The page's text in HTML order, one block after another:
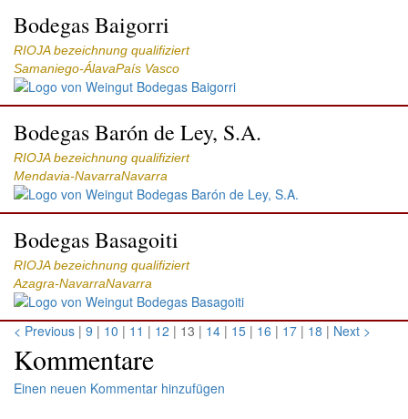
Bodegas Baigorri
RIOJA bezeichnung qualifiziert
Samaniego-ÁlavaPaís Vasco
Bodegas Barón de Ley, S.A.
RIOJA bezeichnung qualifiziert
Mendavia-NavarraNavarra
Bodegas Basagoiti
RIOJA bezeichnung qualifiziert
Azagra-NavarraNavarra
< Previous | 9 | 10 | 11 | 12 | 13 | 14 | 15 | 16 | 17 | 18 | Next >
Kommentare
Einen neuen Kommentar hinzufügen